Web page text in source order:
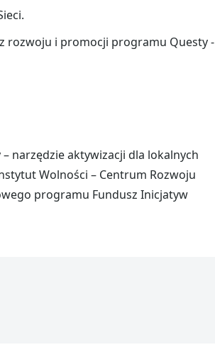
rozwoju i promocji programu Questy -
narzędzie aktywizacji dla lokalnych
Wolności – Centrum Rozwoju
programu Fundusz Inicjatyw